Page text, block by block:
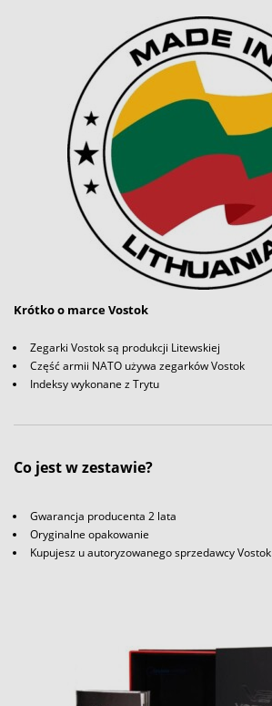
Krótko o marce Vostok
Zegarki Vostok są produkcji Litewskiej
Część armii NATO używa zegarków Vostok
Indeksy wykonane z Trytu
Co jest w zestawie?
Gwarancja producenta 2 lata
Oryginalne opakowanie
Kupujesz u autoryzowanego sprzedawcy Vostok